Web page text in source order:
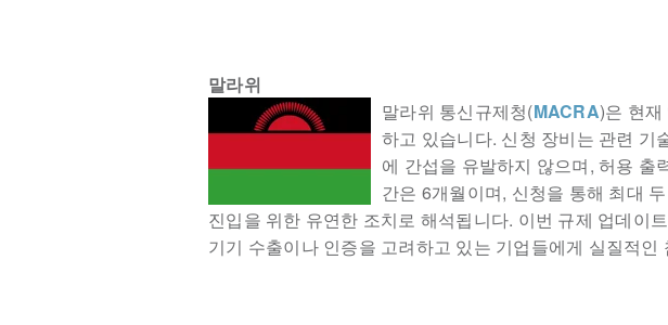
말라위
말라위 통신규제청(MACRA)은 현
하고 있습니다. 신청 장비는 관련 기
에 간섭을 유발하지 않으며, 허용 출
간은 6개월이며, 신청을 통해 최대
진입을 위한 유연한 조치로 해석됩니다. 이번 규제 업데이
기기 수출이나 인증을 고려하고 있는 기업들에게 실질적인